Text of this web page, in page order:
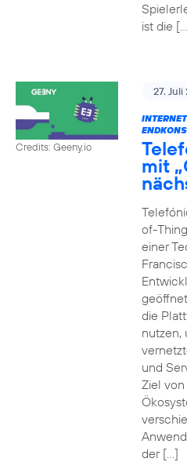
ist die
Credits: Geeny.io
27. Juli
mit
of-
einer
die
nutzen,
und
Ziel
der […]